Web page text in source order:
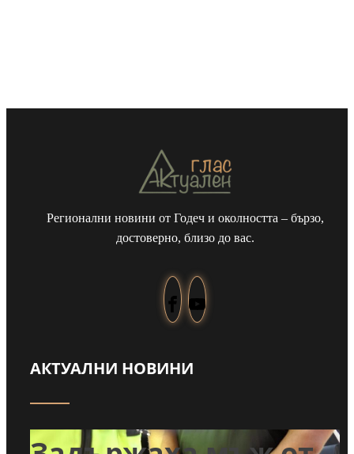
Регионални новини от Годеч и околността – бързо,
достоверно, близо до вас.
АКТУАЛНИ НОВИНИ